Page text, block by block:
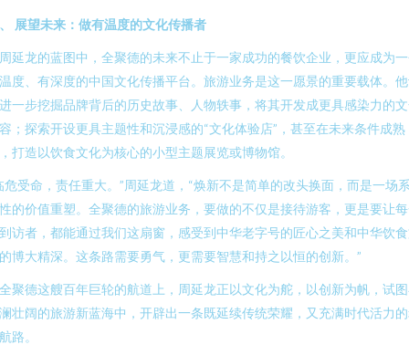
展望未来：做有温度的文化传播者
延龙的蓝图中，全聚德的未来不止于一家成功的餐饮企业，更应成为
度、有深度的中国文化传播平台。旅游业务是这一愿景的重要载体。
一步挖掘品牌背后的历史故事、人物轶事，将其开发成更具感染力的
；探索开设更具主题性和沉浸感的“文化体验店”，甚至在未来条件成熟
打造以饮食文化为核心的小型主题展览或博物馆。
危受命，责任重大。”周延龙道，“焕新不是简单的改头换面，而是一场
的价值重塑。全聚德的旅游业务，要做的不仅是接待游客，更是要让
访者，都能通过我们这扇窗，感受到中华老字号的匠心之美和中华饮
博大精深。这条路需要勇气，更需要智慧和持之以恒的创新。”
聚德这艘百年巨轮的航道上，周延龙正以文化为舵，以创新为帆，试
壮阔的旅游新蓝海中，开辟出一条既延续传统荣耀，又充满时代活力
路。